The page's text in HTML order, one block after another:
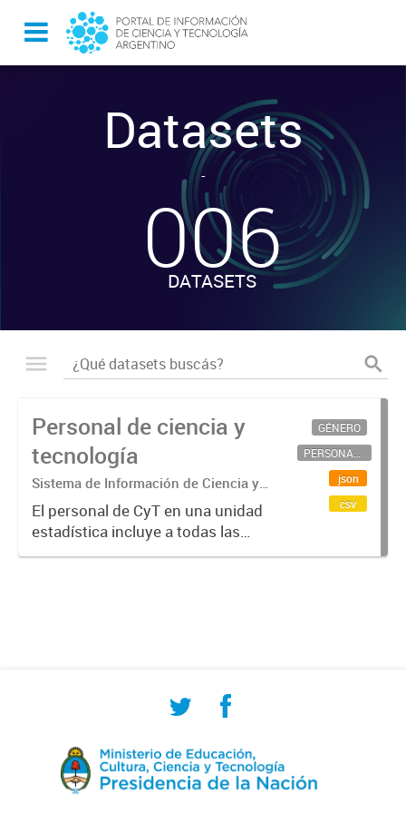
Datasets
-
006
DATASETS
Personal de ciencia y
tecnología
Sistema de Información de Ciencia y
Tecnología Argentino (SICYTAR)
El personal de CyT en una unidad
estadística incluye a todas las
personas involucradas
GÉNERO
PERSONAL CIENTÍFICO-TECNOLÓGICO
json
csv